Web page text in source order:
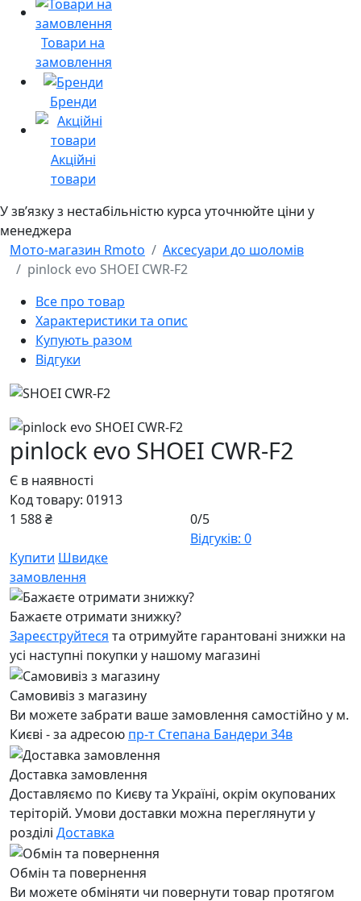
Товари на
замовлення
Бренди
Акційні
товари
У звʼязку з нестабільністю курса уточнюйте ціни у
менеджера
Мото-магазин Rmoto
Аксесуари до шоломів
pinlock evo SHOEI CWR-F2
Все про товар
Характеристики та опис
Купують разом
Відгуки
pinlock evo SHOEI CWR-F2
Є в наявності
Код товару: 01913
1 588 ₴
0/5
Відгуків: 0
Купити Швидке
замовлення
Бажаєте отримати знижку?
Зареєструйтеся та отримуйте гарантовані знижки на
усі наступні покупки у нашому магазині
Самовивіз з магазину
Ви можете забрати ваше замовлення самостійно у м.
Києві - за адресою пр-т Степана Бандери 34в
Доставка замовлення
Доставляємо по Києву та Україні, окрім окупованих
теріторій. Умови доставки можна переглянути у
розділі Доставка
Обмін та повернення
Ви можете обміняти чи повернути товар протягом